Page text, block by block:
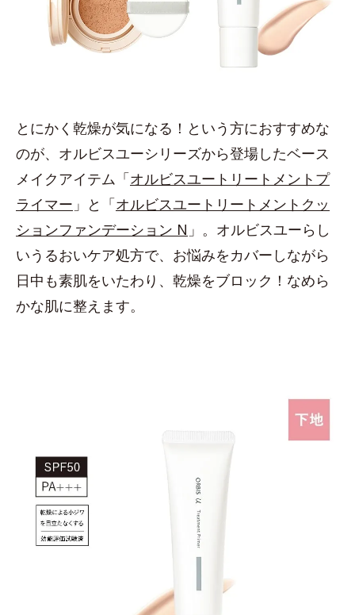
とにかく乾燥が気になる！という方におすすめな
のが、オルビスユーシリーズから登場したベース
メイクアイテム「オルビスユートリートメントプ
ライマー 」と「オルビスユートリートメントクッ
ションファンデーション N 」。オルビスユーらし
いうるおいケア処方で、お悩みをカバーしながら
日中も素肌をいたわり、乾燥をブロック！なめら
かな肌に整えます。